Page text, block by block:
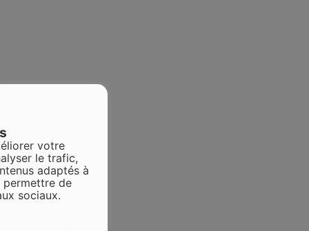
votre
le trafic,
adaptés à
de
sociaux.